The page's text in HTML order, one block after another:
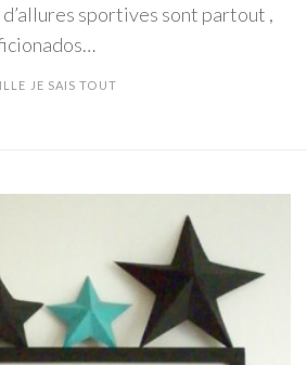
sportives sont partout ,
JE SAIS TOUT